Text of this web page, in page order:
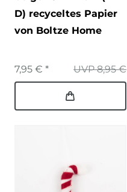
D) recyceltes Papier
von Boltze Home
UVP 8,95 €
7,95 € *